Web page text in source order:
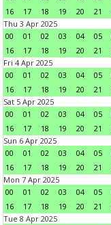
16
17 18 19 20 21
Thu 3 Apr 2025
00
01 02 03 04 05
16
17 18 19 20 21
Fri 4 Apr 2025
00
01 02 03 04 05
16
17 18 19 20 21
Sat 5 Apr 2025
00
01 02 03 04 05
16
17 18 19 20 21
Sun 6 Apr 2025
00
01 02 03 04 05
16
17 18 19 20 21
Mon 7 Apr 2025
00
01 02 03 04 05
16
17 18 19 20 21
Tue 8 Apr 2025